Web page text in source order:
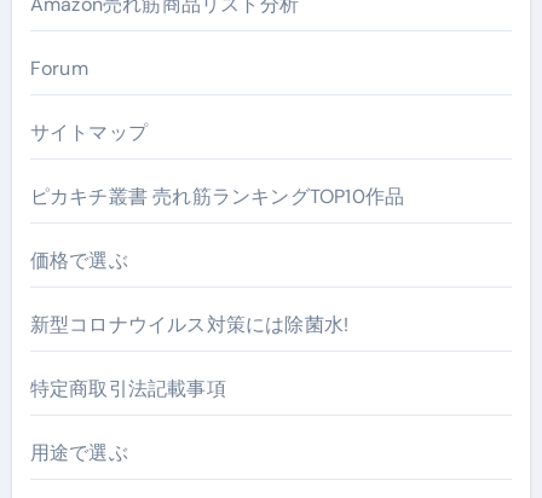
Forum
サイトマップ
ピカキチ叢書 売れ筋ランキングTOP10作品
価格で選ぶ
新型コロナウイルス対策には除菌水!
特定商取引法記載事項
用途で選ぶ